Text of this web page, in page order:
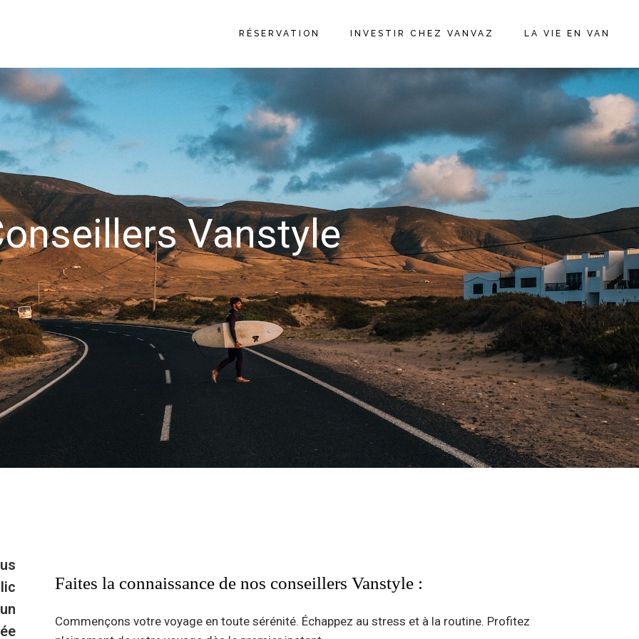
RÉSERVATION INVESTIR CHEZ VANVAZ LA VIE EN VAN
Vanstyle
Faites la connaissance de nos conseillers Vanstyle :
Commençons votre voyage en toute sérénité. Échappez au stress et à la routine. Profitez